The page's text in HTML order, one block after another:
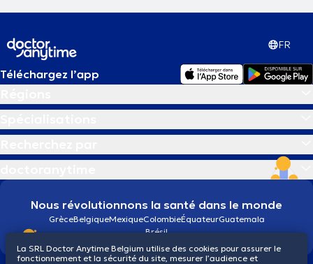
FR
Téléchargez l’app
Nous révolutionnons la santé dans le monde
GrèceBelgiqueMexiqueColombieÉquateurGuatemala
Brésil
La SRL Doctor Anytime Belgium utilise des cookies pour assurer le
fonctionnement et la sécurité du site, mesurer l’audience et